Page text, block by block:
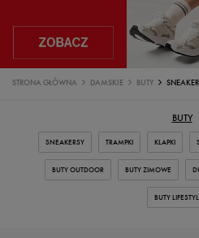
STRONA GŁÓWNA DAMSKIE BUTY
BUTY
SNEAKERSY TRAMPKI KLAPKI
BUTY OUTDOOR BUTY ZIMOWE
BUTY